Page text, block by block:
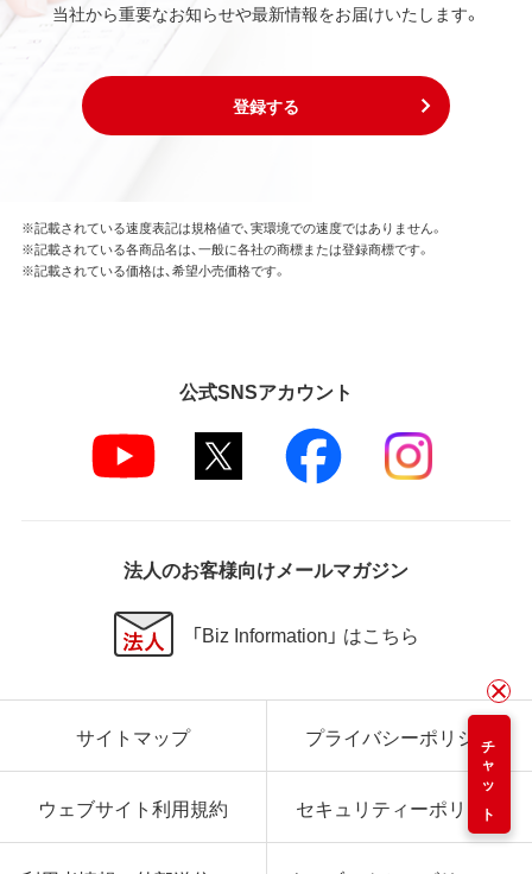
当社から重要なお知らせや最新情報をお届けいたします。
登録する
チャット
※記載されている速度表記は規格値で、実環境での速度ではありません。
※記載されている各商品名は、一般に各社の商標または登録商標です。
※記載されている価格は、希望小売価格です。
公式SNSアカウント
法人のお客様向けメールマガジン
「Biz Information」 はこちら
サイトマップ プライバシーポリシー
ウェブサイト利用規約 セキュリティーポリシー